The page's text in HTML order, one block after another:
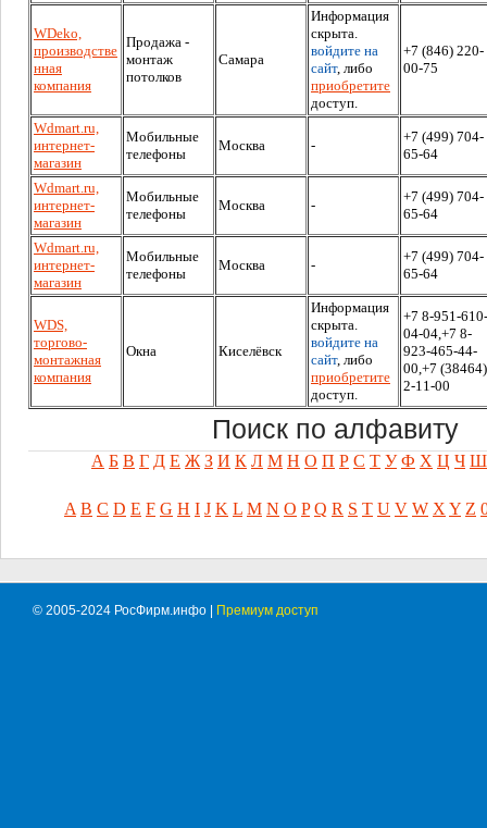
WDeko,
производстве
нная
компания
Продажа -
монтаж
потолков
Самара
Информация
скрыта.
войдите на
сайт, либо
приобретите
доступ.
+7 (846) 220-
00-75
Wdmart.ru,
интернет-
магазин
Мобильные
телефоны
Москва -
+7 (499) 704-
65-64
Wdmart.ru,
интернет-
магазин
Мобильные
телефоны
Москва -
+7 (499) 704-
65-64
Wdmart.ru,
интернет-
магазин
Мобильные
телефоны
Москва -
+7 (499) 704-
65-64
WDS,
торгово-
монтажная
компания
Окна Киселёвск
Информация
скрыта.
войдите на
сайт, либо
приобретите
доступ.
+7 8-951-610-
04-04,+7 8-
923-465-44-
00,+7 (38464)
2-11-00
Поиск по алфавиту
А Б В Г Д Е Ж З И К Л М Н О П Р С Т У Ф Х Ц Ч Ш
A B C D E F G H I J K L M N O P Q R S T U V W X Y Z
© 2005-2024 РосФирм.инфо | Премиум доступ